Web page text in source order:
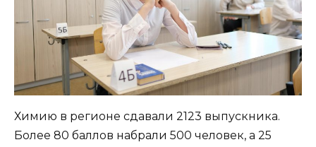
Химию в регионе сдавали 2123 выпускника.
Более 80 баллов набрали 500 человек, а 25